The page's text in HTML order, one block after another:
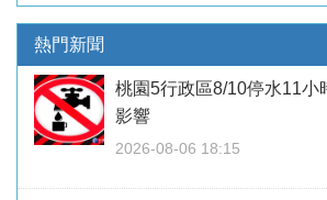
熱門新聞
桃園5行政區8/10停水11
影響
2026-08-06 18:15